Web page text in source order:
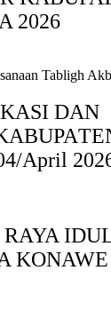
2026
Tabligh
DAN
April